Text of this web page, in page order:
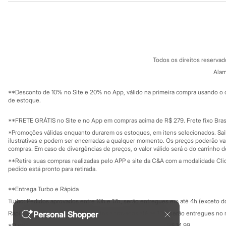
Finalizadores
Shampoo
Cuidados com o corpo
Protetor solar
Tratamento
Cuidados com o rosto
Esfoliante
Hidratante
Tônicos
Maquiagens
Base
Batom
Personal Shopper
Mapa do site
Investidores
Privacidade
Configuração de cookies
Minha privacidade
C&A Pay
Sobre o C&A
Governança
Educação
Todos os direitos
**Desconto de 10% no Site e 20% no App, válido na primeira compra usando
de estoque.
**FRETE GRÁTIS no Site e no App em compras acima de R$ 279. Frete fixo
*Promoções válidas enquanto durarem os estoques, em itens selecionados.
ilustrativas e podem ser encerradas a qualquer momento. Os preços poderão
compras. Em caso de divergências de preços, o valor válido será o do carrinho
**Retire suas compras realizadas pelo APP e site da C&A com a modalidade
pedido está pronto para retirada.
**Entrega Turbo e Rápida
Turbo: Pedidos aprovados entre 10h e 17h, serão entregues em até 4h (exceto
Rápida: Pedidos com os pagamentos aprovados até as 10h, serão entregues